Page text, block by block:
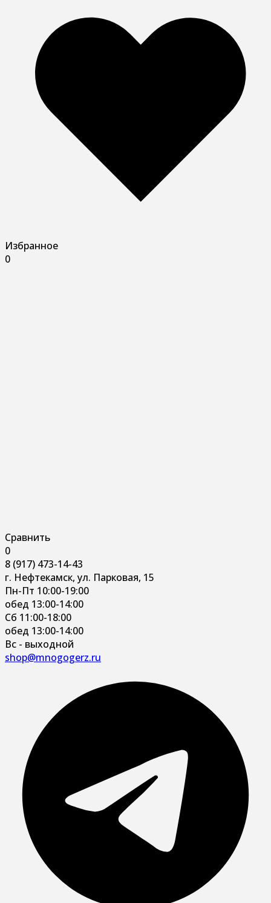
Избранное
0
Сравнить
0
8 (917) 473-14-43
г. Нефтекамск, ул. Парковая, 15
Пн-Пт 10:00-19:00
обед 13:00-14:00
Сб 11:00-18:00
обед 13:00-14:00
Вс - выходной
shop@mnogogerz.ru